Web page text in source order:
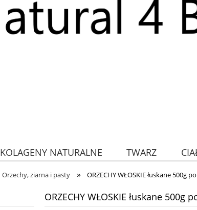
KOLAGENY NATURALNE TWARZ
Orzechy, ziarna i pasty » ORZECHY WŁOSKIE łuskane 500g
ORZECHY WŁOSKIE łuskane 500g